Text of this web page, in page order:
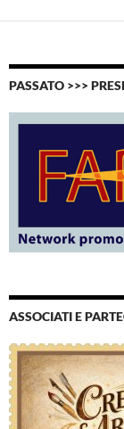
PASSATO >>>
ASSOCIATI E